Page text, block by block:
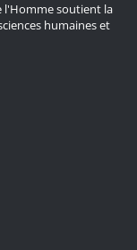
l'Homme soutient la
humaines et